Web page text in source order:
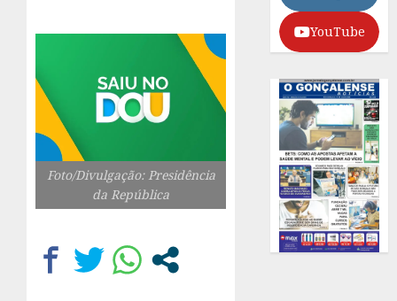
Foto/Divulgação: Presidência
da República
YouTube